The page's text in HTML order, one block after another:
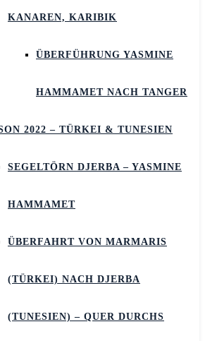
KANAREN, KARIBIK
ÜBERFÜHRUNG YASMINE
HAMMAMET NACH TANGER
2022 – TÜRKEI & TUNESIEN
SEGELTÖRN DJERBA – YASMINE
HAMMAMET
ÜBERFAHRT VON MARMARIS
(TÜRKEI) NACH DJERBA
(TUNESIEN) – QUER DURCHS